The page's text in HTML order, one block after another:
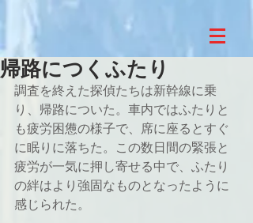
帰路につくふたり
調査を終えた探偵たちは新幹線に乗
り、帰路についた。車内ではふたりと
も疲労困憊の様子で、席に座るとすぐ
に眠りに落ちた。この数日間の緊張と
疲労が一気に押し寄せる中で、ふたり
の絆はより強固なものとなったように
感じられた。